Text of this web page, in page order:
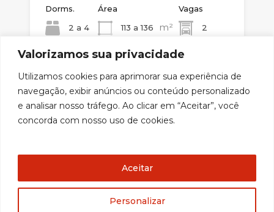
Valorizamos sua privacidade
Utilizamos cookies para aprimorar sua experiência de
navegação, exibir anúncios ou conteúdo personalizado
e analisar nosso tráfego. Ao clicar em “Aceitar”, você
concorda com nosso uso de cookies.
Personalizar
Aceitar
Dorms.
2 a 4
Área
113 a 136
m²
Vagas
2
Consulte
Copyright © Ramon Alvares & Associados